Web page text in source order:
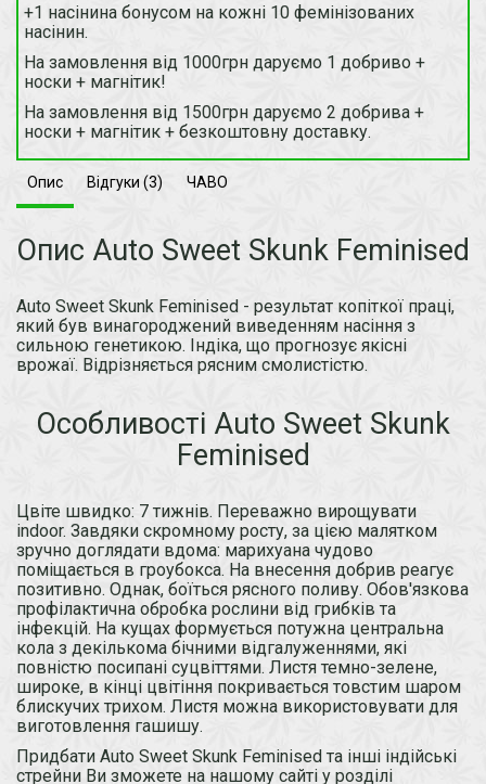
+1 насінина бонусом на кожні 10 фемінізованих
насінин.
На замовлення від 1000грн даруємо 1 добриво +
носки + магнітик!
На замовлення від 1500грн даруємо 2 добрива +
носки + магнітик + безкоштовну доставку.
Опис Відгуки (3) ЧАВО
Опис Auto Sweet Skunk Feminised
Auto Sweet Skunk Feminised - результат копіткої праці,
який був винагороджений виведенням насіння з
сильною генетикою. Індіка, що прогнозує якісні
врожаї. Відрізняється рясним смолистістю.
Особливості Auto Sweet Skunk
Feminised
Цвіте швидко: 7 тижнів. Переважно вирощувати
indoor. Завдяки скромному росту, за цією малятком
зручно доглядати вдома: марихуана чудово
поміщається в гроубокса. На внесення добрив реагує
позитивно. Однак, боїться рясного поливу. Обов'язкова
профілактична обробка рослини від грибків та
інфекцій. На кущах формується потужна центральна
кола з декількома бічними відгалуженнями, які
повністю посипані суцвіттями. Листя темно-зелене,
широке, в кінці цвітіння покривається товстим шаром
блискучих трихом. Листя можна використовувати для
виготовлення гашишу.
Придбати Auto Sweet Skunk Feminised та інші індійські
стрейни Ви зможете на нашому сайті у розділі